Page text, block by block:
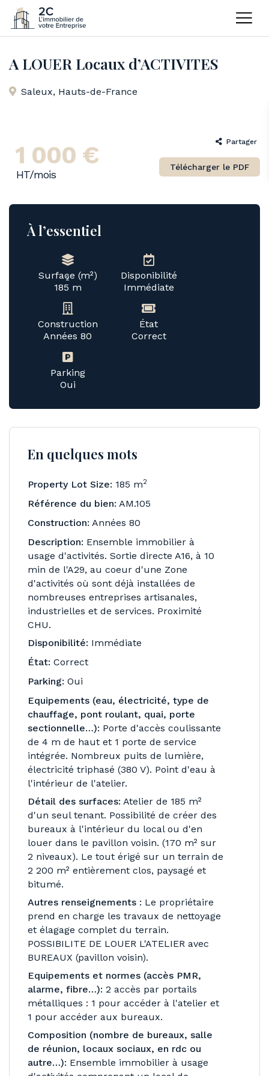
Home Bureaux
A LOUER Locaux d’ACTIVITES
Saleux, Hauts-de-France
Partager
Télécharger le PDF
1 000 €
HT/mois
À l’essentiel
185 m
2
Surface (m²)
Immédiate
Disponibilité
Années 80
Construction
Correct
État
Oui
Parking
En quelques mots
Property Lot Size: 185 m2
Référence du bien: AM.105
Construction: Années 80
Description: Ensemble immobilier à
usage d'activités. Sortie directe A16, à 10
min de l'A29, au coeur d'une Zone
d'activités où sont déjà installées de
nombreuses entreprises artisanales,
industrielles et de services. Proximité
CHU.
Disponibilité: Immédiate
État: Correct
Parking: Oui
Equipements (eau, électricité, type de
chauffage, pont roulant, quai, porte
sectionnelle…): Porte d'accès coulissante
de 4 m de haut et 1 porte de service
intégrée. Nombreux puits de lumière,
électricité triphasé (380 V). Point d'eau à
l'intérieur de l'atelier.
Détail des surfaces: Atelier de 185 m²
d'un seul tenant. Possibilité de créer des
bureaux à l'intérieur du local ou d'en
louer dans le pavillon voisin. (170 m² sur
2 niveaux). Le tout érigé sur un terrain de
2 200 m² entièrement clos, paysagé et
bitumé.
Autres renseignements : Le propriétaire
prend en charge les travaux de nettoyage
et élagage complet du terrain.
POSSIBILITE DE LOUER L'ATELIER avec
BUREAUX (pavillon voisin).
Equipements et normes (accès PMR,
alarme, fibre…): 2 accès par portails
métalliques : 1 pour accéder à l'atelier et
1 pour accéder aux bureaux.
Composition (nombre de bureaux, salle
de réunion, locaux sociaux, en rdc ou
autre…): Ensemble immobilier à usage